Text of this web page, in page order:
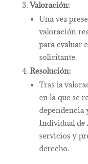
Valoración:
Una vez
valoración
para evaluar
solicitante.
Resolución:
Tras la
en la que se
dependencia
Individual de
servicios y
derecho.